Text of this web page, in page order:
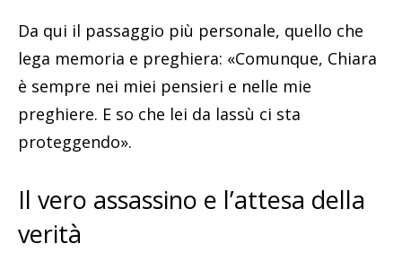
Da qui il passaggio più personale, quello che
lega memoria e preghiera: «Comunque, Chiara
è sempre nei miei pensieri e nelle mie
preghiere. E so che lei da lassù ci sta
proteggendo».
Il vero assassino e l’attesa della
verità